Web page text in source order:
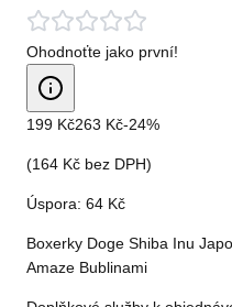
Ohodnoťte jako první!
199 Kč263 Kč-24%
(164 Kč bez DPH)
Úspora: 64 Kč
Boxerky Doge Shiba Inu
Amaze Bublinami